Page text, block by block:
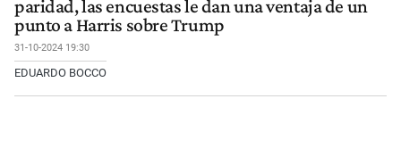
paridad, las encuestas le dan una ventaja de un
punto a Harris sobre Trump
31-10-2024 19:30
EDUARDO BOCCO